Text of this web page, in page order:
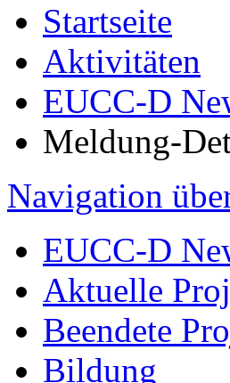
Startseite
Aktivitäten
EUCC-D
Meldung-
Navigation
EUCC-D
Aktuelle
Beendete
Bildung